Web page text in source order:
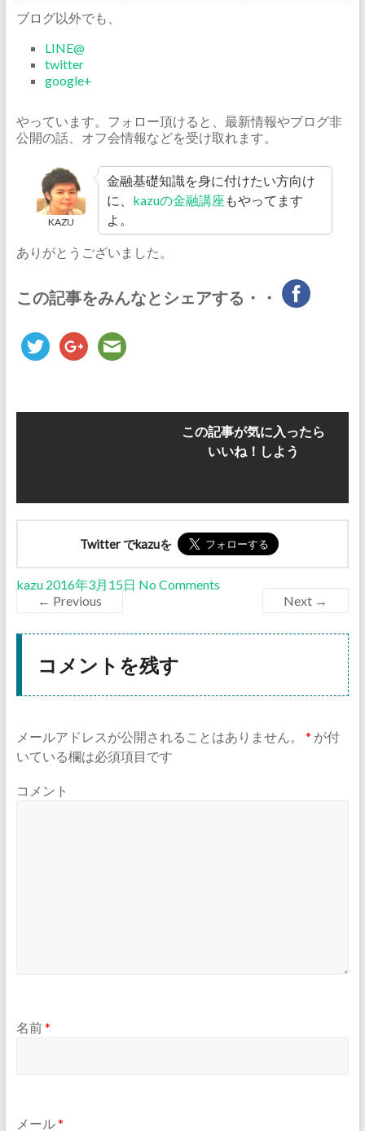
ブログ以外でも、
LINE@
twitter
google+
やっています。フォロー頂けると、最新情報やブログ非
公開の話、オフ会情報などを受け取れます。
KAZU
金融基礎知識を身に付けたい方向け
に、 kazuの金融講座 もやってます
よ。
ありがとうございました。
この記事をみんなとシェアする・・
この記事が気に入ったら
いいね！しよう
Twitter でkazuを
kazu 2016年3月15日 No Comments
← Previous
Next →
コメントを残す
メールアドレスが公開されることはありません。 * が付
いている欄は必須項目です
コメント
名前*
メール*